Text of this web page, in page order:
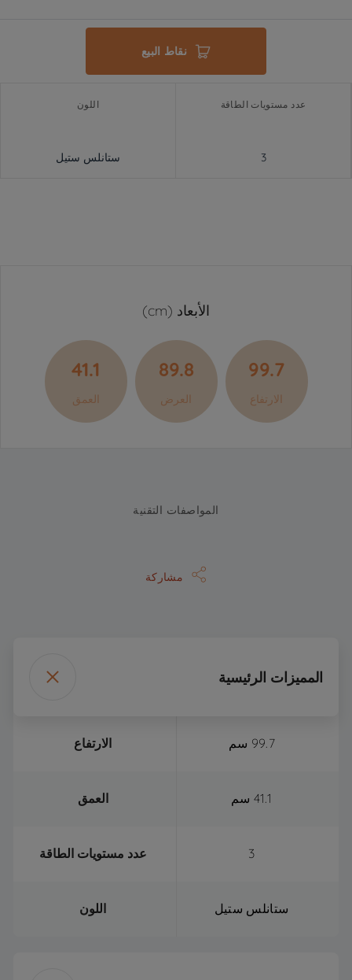
نقاط البيع
عدد مستويات الطاقة
3
اللون
ستانلس ستيل
الأبعاد (cm)
99.7
الارتفاع
89.8
العرض
41.1
العمق
المواصفات التقنية
مشاركة
المميزات الرئيسية
الارتفاع 99.7 سم
العمق 41.1 سم
عدد مستويات الطاقة 3
اللون ستانلس ستيل